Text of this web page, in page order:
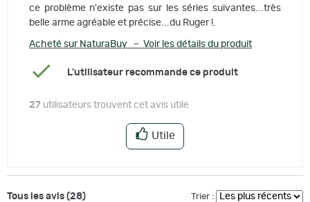
ce problème n'existe pas sur les séries suivantes...très
belle arme agréable et précise...du Ruger !.
Acheté sur NaturaBuy – Voir les détails du produit
L'utilisateur recommande ce produit
27 utilisateurs trouvent cet avis utile
Utile
Tous les avis (28) Trier :